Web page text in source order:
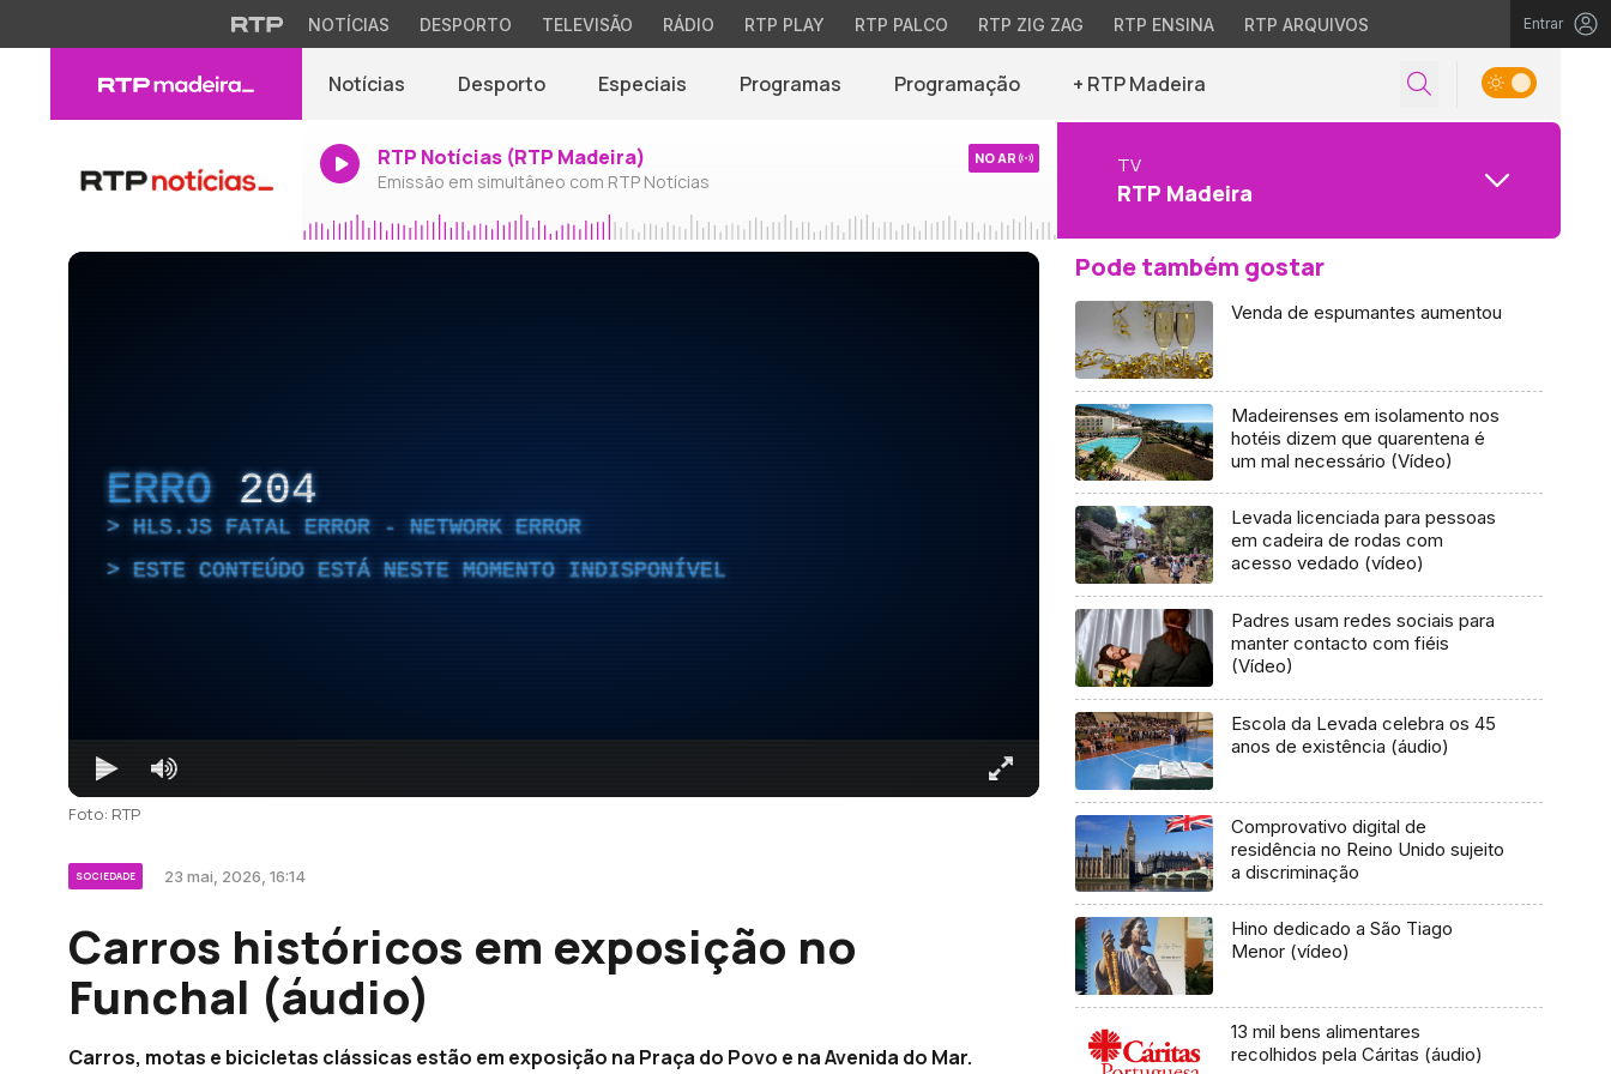
NOTÍCIAS DESPORTO TELEVISÃO RÁDIO RTP PLAY RTP PALCO RTP ZIG ZAG RTP ENSINA RTP ARQUIVOS Entrar
Notícias Desporto Especiais Programas Programação + RTP Madeira
RTP Notícias (RTP Madeira)
Emissão em simultâneo com RTP Notícias
NO AR TV
RTP Madeira
ERRO 204
HLS.JS FATAL ERROR - NETWORK ERROR
ESTE CONTEÚDO ESTÁ NESTE MOMENTO INDISPONÍVEL
Foto: RTP
SOCIEDADE 23 mai, 2026, 16:14
Carros históricos em exposição no
Funchal (áudio)
Carros, motas e bicicletas clássicas estão em exposição na Praça do Povo e na Avenida do Mar.
Pode também gostar
Venda de espumantes aumentou
Madeirenses em isolamento nos
hotéis dizem que quarentena é
um mal necessário (Vídeo)
Levada licenciada para pessoas
em cadeira de rodas com
acesso vedado (vídeo)
Padres usam redes sociais para
manter contacto com fiéis
(Vídeo)
Escola da Levada celebra os 45
anos de existência (áudio)
Comprovativo digital de
residência no Reino Unido sujeito
a discriminação
Hino dedicado a São Tiago
Menor (vídeo)
13 mil bens alimentares
recolhidos pela Cáritas (áudio)